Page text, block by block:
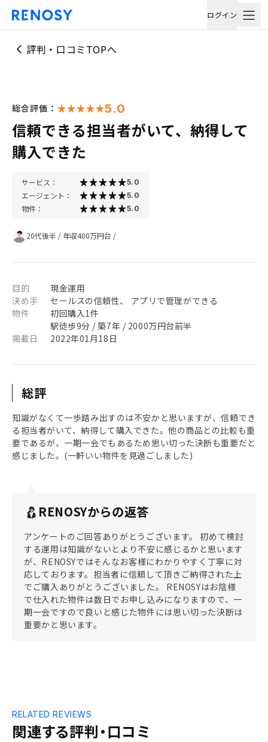
ログイン
評判・口コミTOPへ
総合評価： 5.0
信頼できる担当者がいて、納得して
購入できた
サービス： 5.0
エージェント： 5.0
物件： 5.0
20代後半 / 年収400万円台 /
目的
現金運用
決め手
セールスの信頼性、 アプリで管理ができる
物件
初回購入1件
駅徒歩9分 / 築7年 / 2000万円台前半
掲載日
2022年01月18日
総評
知識がなくて一歩踏み出すのは不安かと思いますが、信頼でき
る担当者がいて、納得して購入できた。他の商品との比較も重
要であるが、一期一会でもあるため思い切った決断も重要だと
感じました。(一軒いい物件を見過ごしました)
RENOSYからの返答
アンケートのご回答ありがとうございます。 初めて検討
する運用は知識がないとより不安に感じるかと思います
が、RENOSYではそんなお客様にわかりやすく丁寧に対
応しております。担当者に信頼して頂きご納得された上
でご購入ありがとうございました。 RENOSYはお陰様
で仕入れた物件は数日でお申し込みになりますので、一
期一会ですので良いと感じた物件には思い切った決断は
重要かと思います。
関連する評判・口コミ
RELATED REVIEWS